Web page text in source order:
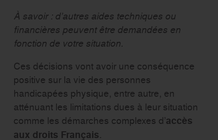
À savoir : d’autres aides techniques ou
financières peuvent être demandées en
fonction de votre situation.
Ces décisions vont avoir une conséquence
positive sur la vie des personnes
handicapées physique, entre autre, en
atténuant les limitations dues à leur situation
comme les démarches complexes d’accès
aux droits Français.